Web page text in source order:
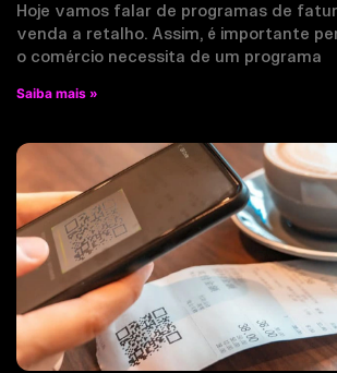
Hoje vamos falar de programas de
venda a retalho. Assim, é importante
o comércio necessita de um programa
Saiba mais »